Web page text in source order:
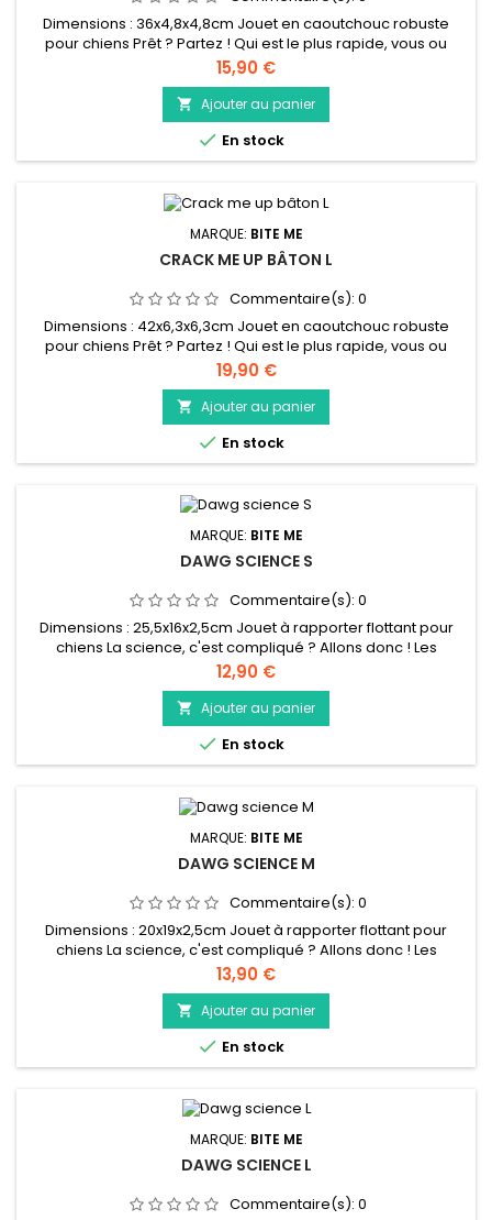
Dimensions : 36x4,8x4,8cm Jouet en caoutchouc robuste
pour chiens Prêt ? Partez ! Qui est le plus rapide, vous ou
votre chien ? Le bite me 'Crack me up Stick' est un jouet à
rapporter et à tirer amusant, en forme de bâton et doté
d'une poignée robuste. Il est fait de caoutchouc TPR robuste
et est rempli de papier crépitant pour un plaisir de jeu
décuplé....
Prix
15,90 €
 Ajouter au panier
 En stock
MARQUE: BITE ME
CRACK ME UP BÂTON L
Commentaire(s): 0
Dimensions : 42x6,3x6,3cm Jouet en caoutchouc robuste
pour chiens Prêt ? Partez ! Qui est le plus rapide, vous ou
votre chien ? Le bite me 'Crack me up Stick' est un jouet à
rapporter et à tirer amusant, en forme de bâton et doté
d'une poignée robuste. Il est fait de caoutchouc TPR robuste
et est rempli de papier crépitant pour un plaisir de jeu
décuplé....
Prix
19,90 €
 Ajouter au panier
 En stock
MARQUE: BITE ME
DAWG SCIENCE S
Commentaire(s): 0
Dimensions : 25,5x16x2,5cm Jouet à rapporter flottant pour
chiens La science, c'est compliqué ? Allons donc ! Les
molécules du bite me 'Dawg science' forment un jouet à tirer,
mâcher et rapporter sympa en caoutchouc mousse TPR, et
qui flotte sur l'eau.
Prix
12,90 €
 Ajouter au panier
 En stock
MARQUE: BITE ME
DAWG SCIENCE M
Commentaire(s): 0
Dimensions : 20x19x2,5cm Jouet à rapporter flottant pour
chiens La science, c'est compliqué ? Allons donc ! Les
molécules du bite me 'Dawg science' forment un jouet à tirer,
mâcher et rapporter sympa en caoutchouc mousse TPR, et
qui flotte sur l'eau.
Prix
13,90 €
 Ajouter au panier
 En stock
MARQUE: BITE ME
DAWG SCIENCE L
Commentaire(s): 0